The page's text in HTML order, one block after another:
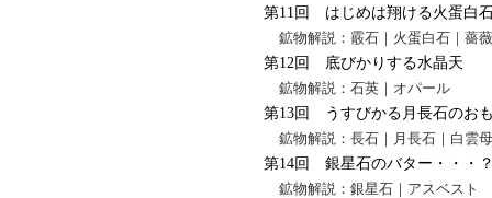
第11回 はじめは翔ける火蛋白
鉱物解説：霰石｜火蛋白石｜薔
第12回 底びかりする水晶天
鉱物解説：石英｜オパール
第13回 うすびかる月長石のお
鉱物解説：長石｜月長石｜白雲
第14回 銀星石のバター・・・
鉱物解説：銀星石｜アスベスト